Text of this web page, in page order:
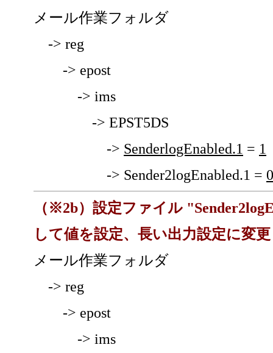
メール作業フォルダ
-> reg
-> epost
-> ims
-> EPST5DS
-> SenderlogEnabled.1 = 1
-> Sender2logEnabled.1 = 0
（※2b）設定ファイル
して値を設定、長い出力設定に変更
メール作業フォルダ
-> reg
-> epost
-> ims